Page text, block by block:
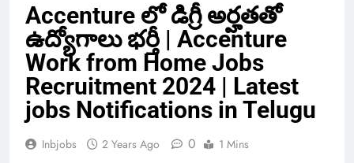
Accenture లో డిగ్రీ అర్హతతో
ఉద్యోగాలు భర్తీ | Accenture
Work from Home Jobs
Recruitment 2024 | Latest
jobs Notifications in Telugu
Inbjobs 2 Years Ago 0 1 Mins